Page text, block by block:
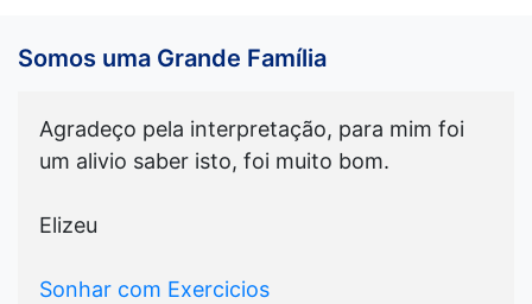
Somos uma Grande Família
Agradeço pela interpretação, para mim foi
um alivio saber isto, foi muito bom.
Elizeu
Sonhar com Exercicios